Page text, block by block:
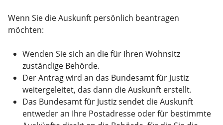
Wenn Sie die Auskunft persönlich beantragen
möchten:
Wenden Sie sich an die für Ihren Wohnsitz
zuständige Behörde.
Der Antrag wird an das Bundesamt für Justiz
weitergeleitet, das dann die Auskunft erstellt.
Das Bundesamt für Justiz sendet die Auskunft
entweder an Ihre Postadresse oder für bestimmte